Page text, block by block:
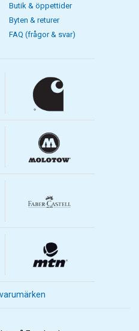
Butik & öppettider
Byten & returer
FAQ (frågor & svar)